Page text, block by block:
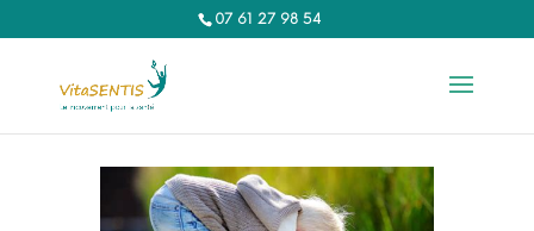
07 61 27 98 54‬